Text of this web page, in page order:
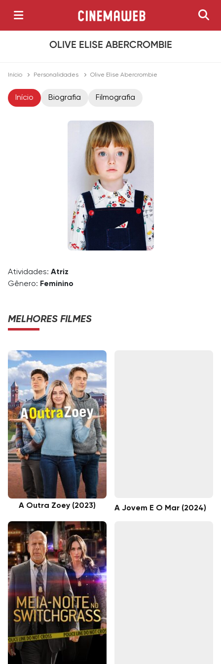
OLIVE ELISE ABERCROMBIE
Início Personalidades Olive Elise Abercrombie
Início Biografia Filmografia
Atividades: Atriz
Gênero: Feminino
MELHORES FILMES
A Outra Zoey (2023) A Jovem E O Mar (2024)